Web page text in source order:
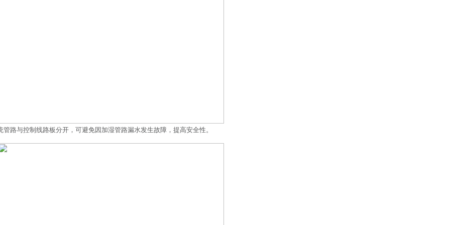
管路与控制线路板分开，可避免因加湿管路漏水发生故障，提高安全性。